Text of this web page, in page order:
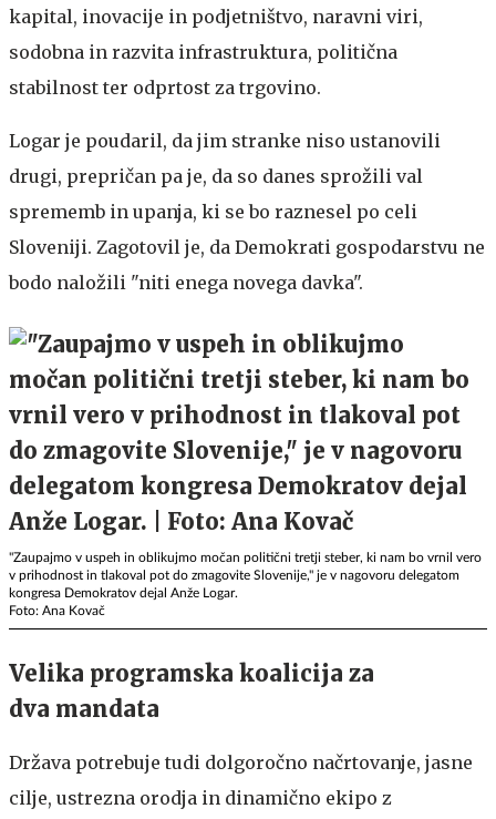
kapital, inovacije in podjetništvo, naravni viri,
sodobna in razvita infrastruktura, politična
stabilnost ter odprtost za trgovino.
Logar je poudaril, da jim stranke niso ustanovili
drugi, prepričan pa je, da so danes sprožili val
sprememb in upanja, ki se bo raznesel po celi
Sloveniji. Zagotovil je, da Demokrati gospodarstvu ne
bodo naložili "niti enega novega davka".
"Zaupajmo v uspeh in oblikujmo močan politični tretji steber, ki nam bo vrnil vero
v prihodnost in tlakoval pot do zmagovite Slovenije," je v nagovoru delegatom
kongresa Demokratov dejal Anže Logar.
Foto: Ana Kovač
Velika programska koalicija za
dva mandata
Država potrebuje tudi dolgoročno načrtovanje, jasne
cilje, ustrezna orodja in dinamično ekipo z